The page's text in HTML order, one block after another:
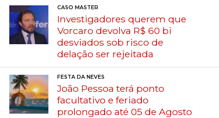
CASO MASTER
Investigadores querem que
Vorcaro devolva R$ 60 bi
desviados sob risco de
delação ser rejeitada
FESTA DA NEVES
João Pessoa terá ponto
facultativo e feriado
prolongado até 05 de Agosto